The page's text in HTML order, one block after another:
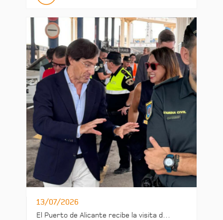
13/07/2026
El Puerto de Alicante recibe la visita d…